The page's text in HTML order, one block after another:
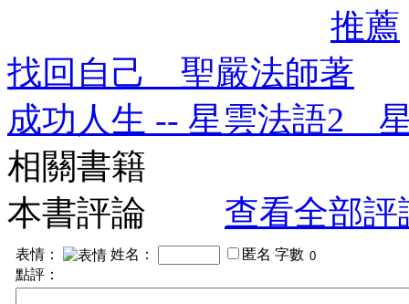
推薦
找回自己 聖嚴法師著
成功人生 -- 星雲法語2
相關書籍
本書評論
查看全部評
表情： 姓名： 匿名 字數
點評：